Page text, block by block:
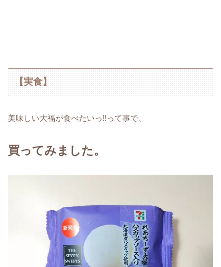
【実食】
美味しい大福が食べたいっ!!って事で、
買ってみました。